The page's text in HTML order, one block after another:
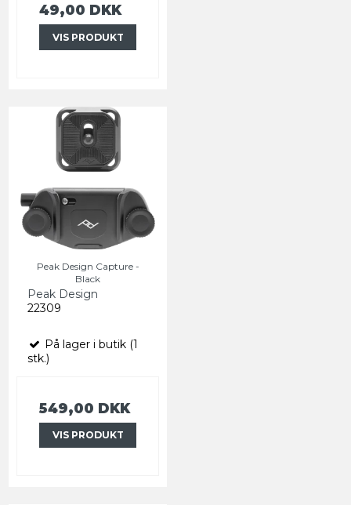
49,00 DKK
VIS PRODUKT
Peak Design Capture -
Black
Peak Design
22309
På lager i butik (1
stk.)
549,00 DKK
VIS PRODUKT